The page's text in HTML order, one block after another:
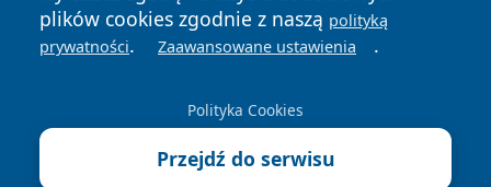
plików cookies zgodnie z naszą polityką
prywatności. Zaawansowane ustawienia .
Polityka Cookies
Przejdź do serwisu
Prywatności
Cookies